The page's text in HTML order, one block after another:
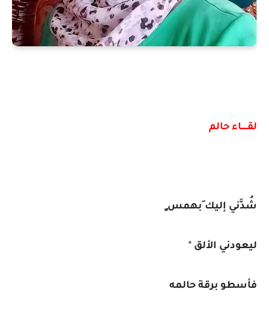
لقـــــاء حالم
شُدَّني إليك َبهمس ٍ
ليعودني الألق °
فأسطو برقة حالمه